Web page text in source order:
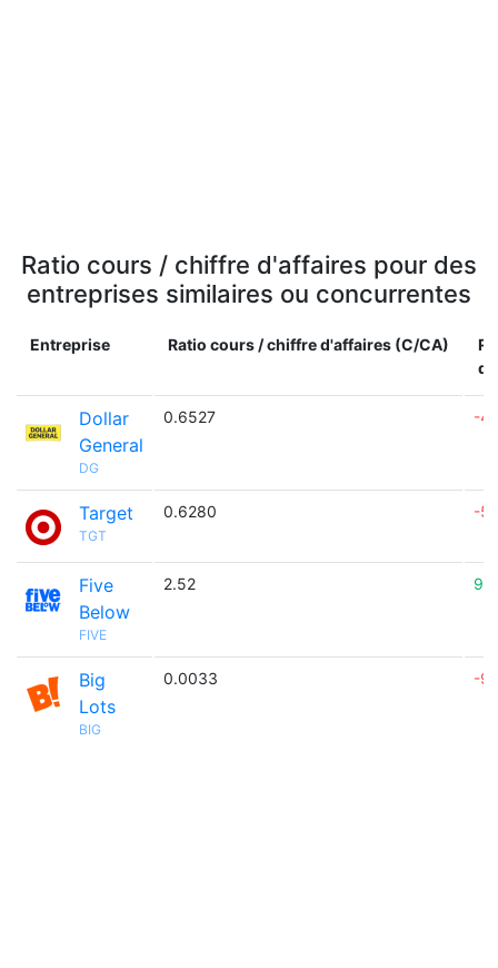
Ratio cours / chiffre d'affaires pour des
entreprises similaires ou concurrentes
Entreprise Ratio cours / chiffre d'affaires (C/CA)
Dollar
General
DG
0.6527 -
Target
TGT
0.6280 -
Five
Below
FIVE
2.52
Big
Lots
BIG
0.0033 -